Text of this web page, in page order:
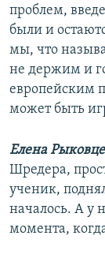
проблем,
были и
мы, что
не держим и
европейским
может быть
Елена
Шредера,
ученик,
началось. А у
момента,